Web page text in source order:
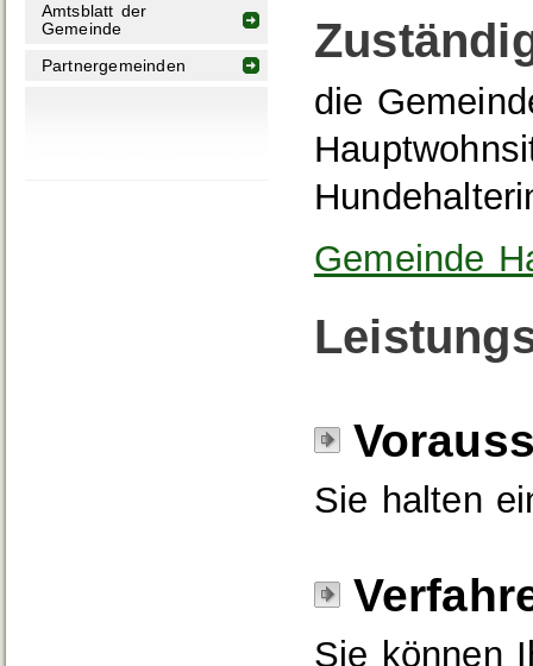
Amtsblatt der
Gemeinde
Partnergemeinden
die
Gemeinde
Sie halten
Sie können